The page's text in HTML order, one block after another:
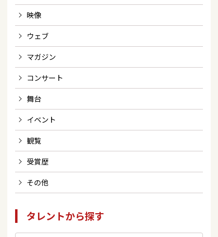
映像
ウェブ
マガジン
コンサート
舞台
イベント
観覧
受賞歴
その他
タレントから探す